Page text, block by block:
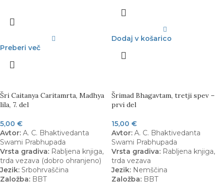
Preberi več
Dodaj v košarico
Šri Caitanya Caritamrta, Madhya
lila, 7. del
5,00 €
Avtor: A. C. Bhaktivedanta
Swami Prabhupada
Vrsta gradiva: Rabljena knjiga,
trda vezava (dobro ohranjeno)
Jezik: Srbohrvaščina
Založba: BBT
Šrimad Bhagavtam, tretji spev –
prvi del
15,00 €
Avtor: A. C. Bhaktivedanta
Swami Prabhupada
Vrsta gradiva: Rabljena knjiga,
trda vezava
Jezik: Nemščina
Založba: BBT